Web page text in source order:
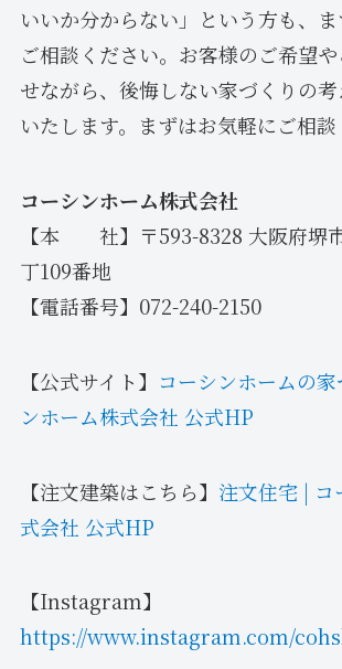
いいか分からない」という方も、
ご相談ください。お客様のご希望
せながら、後悔しない家づくりの
いたします。まずはお気軽にご相談
コーシンホーム株式会社
【本 社】〒593-8328 大阪府堺
丁109番地
【電話番号】072-240-2150
【公式サイト】 コーシンホームの
ンホーム株式会社 公式HP
【注文建築はこちら】 注文住宅 |
式会社 公式HP
【Instagram】
https://www.instagram.com/